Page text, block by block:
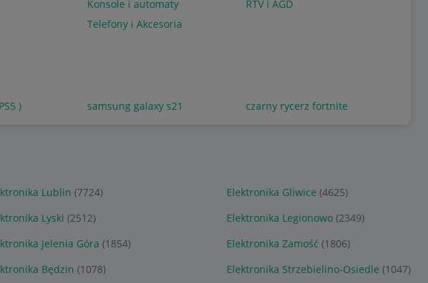
Konsole i automaty
RTV i AGD
Telefony i Akcesoria
) samsung galaxy s21 czarny rycerz fortnite
Lublin (7724) Elektronika Gliwice (4625)
Lyski (2512) Elektronika Legionowo (2349)
Jelenia Góra (1854) Elektronika Zamość (1806)
Będzin (1078) Elektronika Strzebielino-Osiedle (1047)